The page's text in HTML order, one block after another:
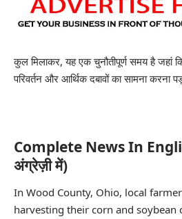
कुल मिलाकर, यह एक चुनौतीपूर्ण समय है जहां
परिवर्तन और आर्थिक दबावों का सामना करना
Complete News In
अंग्रेज़ी में)
In Wood County, Ohio, local
harvesting their corn and soybean